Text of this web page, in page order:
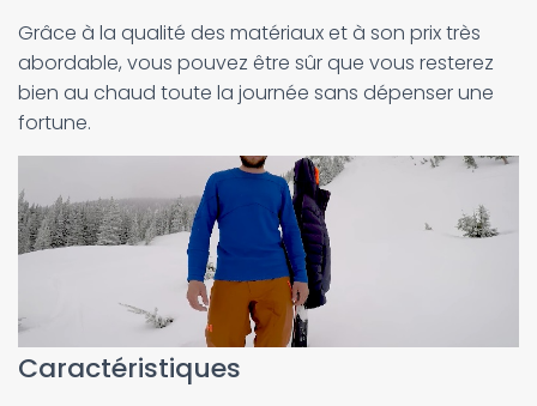
Grâce à la qualité des matériaux et à son prix très
abordable, vous pouvez être sûr que vous resterez
bien au chaud toute la journée sans dépenser une
fortune.
Caractéristiques